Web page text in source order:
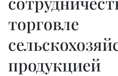
торговле
продукцией